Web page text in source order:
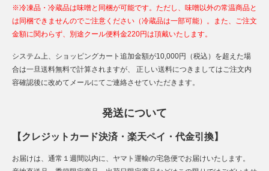
※冷凍品・冷蔵品は味噌と同梱が可能です。ただし、味噌以外の常温商品と
は同梱できませんのでご注意ください（冷蔵品は一部可能）。また、ご注文
金額に関わらず、別途クール便料金220円は頂戴いたします。
システム上、ショッピングカート追加金額が10,000円（税込）を超えた場
合は一旦送料無料で計算されますが、 正しい送料につきましてはご注文内
容確認後に改めてメールにてご連絡させていただきます。
発送について
【クレジットカード決済・楽天ペイ・代金引換】
お届けは、通常１週間以内に、ヤマト運輸の宅急便でお届けいたします。